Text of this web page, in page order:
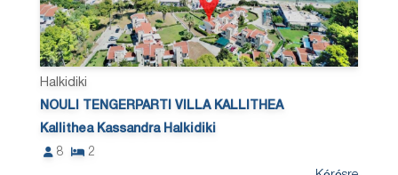
Halkidiki
NOULI TENGERPARTI VILLA KALLITHEA
Kallithea Kassandra Halkidiki
8
2